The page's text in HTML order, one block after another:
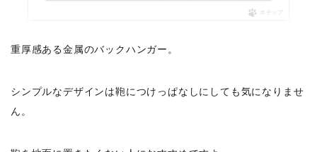
ポチップ
重厚感ある金属のバックハンガー。
シンプルなデザインは鞄につけっぱなしにしても気になりませ
ん。